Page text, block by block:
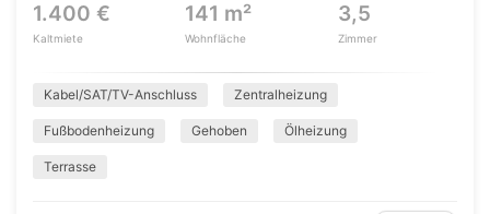
1.400 €
Kaltmiete
141 m²
Wohnfläche
3,5
Zimmer
Kabel/SAT/TV-Anschluss Zentralheizung
Fußbodenheizung Gehoben Ölheizung
Terrasse